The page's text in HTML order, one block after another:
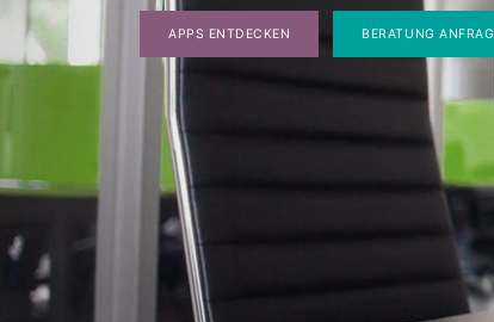
APPS ENTDECKEN BERATUNG